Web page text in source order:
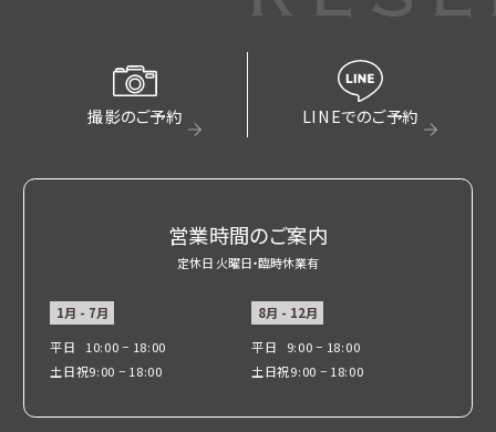
撮影のご予約 LINEでのご予約
営業時間のご案内
定休日 火曜日・臨時休業有
1月 - 7月
平日
10:00 − 18:00
土日祝9:00 − 18:00
8月 - 12月
平日
9:00 − 18:00
土日祝9:00 − 18:00